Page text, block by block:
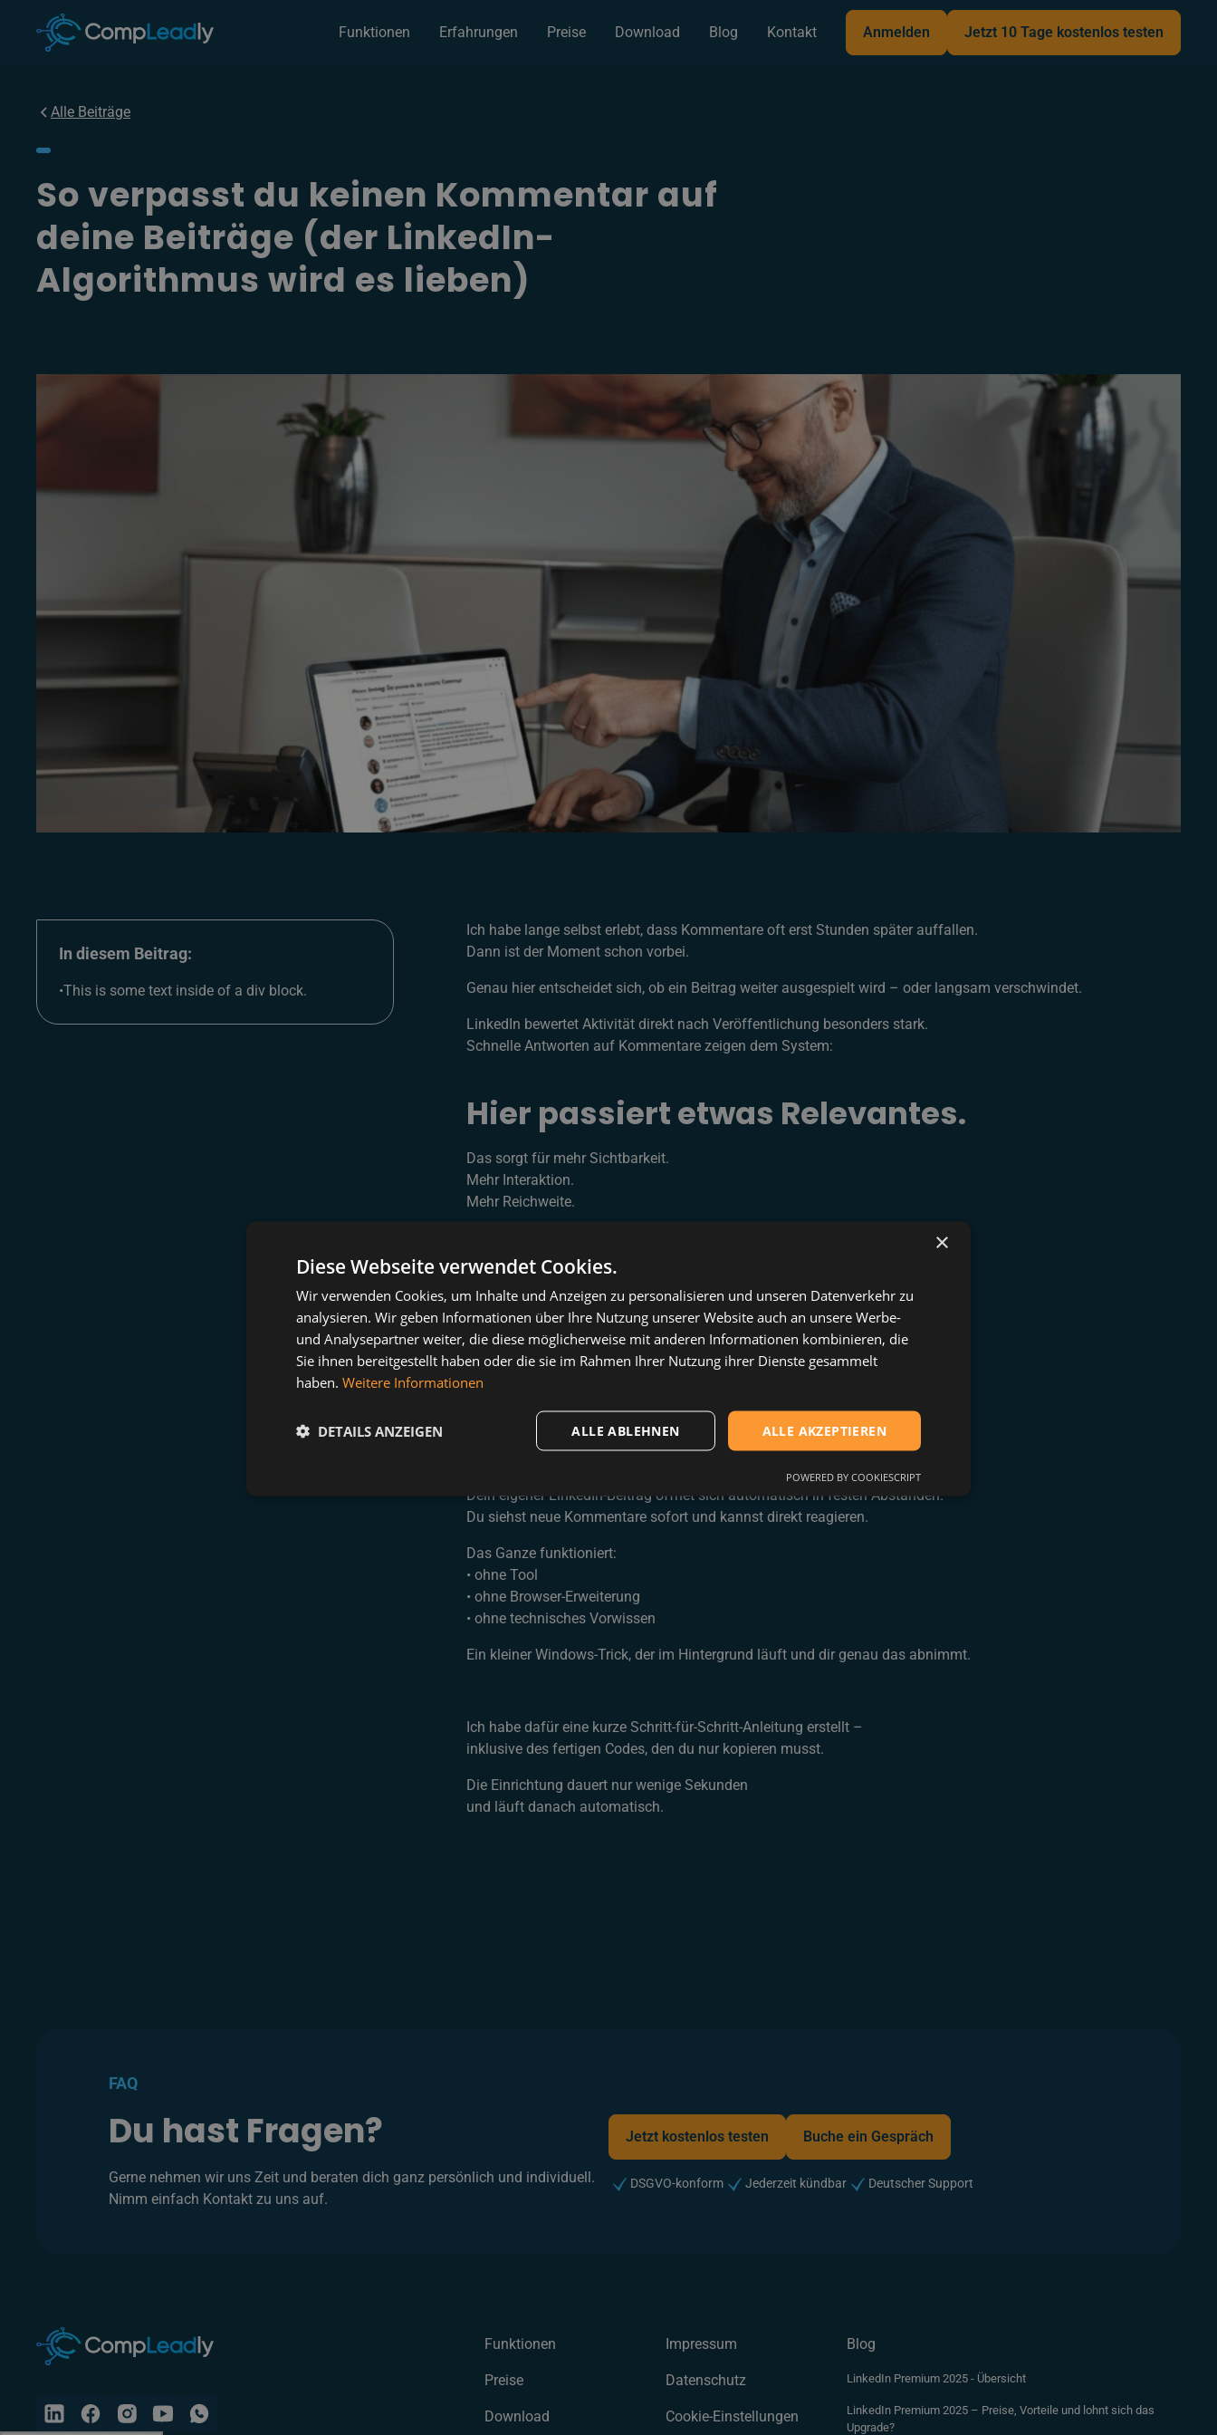
Funktionen Erfahrungen Preise Download Blog Kontakt
Anmelden
Jetzt 10 Tage kostenlos testen
Alle Beiträge
So verpasst du keinen Kommentar auf
deine Beiträge (der LinkedIn-
Algorithmus wird es lieben)
In diesem Beitrag:
•This is some text inside of a div block.
Ich habe lange selbst erlebt, dass Kommentare oft erst Stunden später auffallen.
Dann ist der Moment schon vorbei.
Genau hier entscheidet sich, ob ein Beitrag weiter ausgespielt wird – oder langsam verschwindet.
LinkedIn bewertet Aktivität direkt nach Veröffentlichung besonders stark.
Schnelle Antworten auf Kommentare zeigen dem System:
Hier passiert etwas Relevantes.
Das sorgt für mehr Sichtbarkeit.
Mehr Interaktion.
Mehr Reichweite.
Die Herausforderung:
Du kannst nicht permanent LinkedIn offen haben.
Meine Lösung ist simpel – und technisch erstaunlich leicht umsetzbar.
Dein eigener LinkedIn-Beitrag öffnet sich automatisch in festen Abständen.
Du siehst neue Kommentare sofort und kannst direkt reagieren.
Das Ganze funktioniert:
• ohne Tool
• ohne Browser-Erweiterung
• ohne technisches Vorwissen
Ein kleiner Windows-Trick, der im Hintergrund läuft und dir genau das abnimmt.
Ich habe dafür eine kurze Schritt-für-Schritt-Anleitung erstellt –
inklusive des fertigen Codes, den du nur kopieren musst.
Die Einrichtung dauert nur wenige Sekunden
und läuft danach automatisch.
FAQ
Du hast Fragen?
Gerne nehmen wir uns Zeit und beraten dich ganz persönlich und individuell.
Nimm einfach Kontakt zu uns auf.
Jetzt kostenlos testen
Buche ein Gespräch
DSGVO-konform Jederzeit kündbar Deutscher Support
Funktionen
Preise
Download
Impressum
Datenschutz
Cookie-Einstellungen
Blog
LinkedIn Premium 2025 - Übersicht
LinkedIn Premium 2025 – Preise, Vorteile und lohnt sich das
Upgrade?
×
Diese Webseite verwendet Cookies.
Wir verwenden Cookies, um Inhalte und Anzeigen zu personalisieren und unseren Datenverkehr zu
analysieren. Wir geben Informationen über Ihre Nutzung unserer Website auch an unsere Werbe-
und Analysepartner weiter, die diese möglicherweise mit anderen Informationen kombinieren, die
Sie ihnen bereitgestellt haben oder die sie im Rahmen Ihrer Nutzung ihrer Dienste gesammelt
haben. Weitere Informationen
ALLE AKZEPTIEREN
ALLE ABLEHNEN
DETAILS ANZEIGEN
POWERED BY COOKIESCRIPT